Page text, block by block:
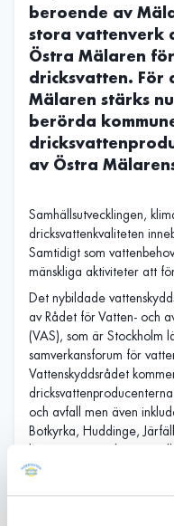
beroende av
stora vattenverk
Östra Mälaren
dricksvatten. För
Mälaren stärks
berörda
av Östra
Samhällsutvecklingen,
dricksvattenkvaliteten
Samtidigt som
mänskliga aktiviteter att
Det nybildade
av Rådet för Vatten- och
(VAS), som är Stockholm
samverkansforum för
Vattenskyddsrådet
och avfall men även
Botkyrka, Huddinge,
kommuner som har
viktigaste uppgiften för